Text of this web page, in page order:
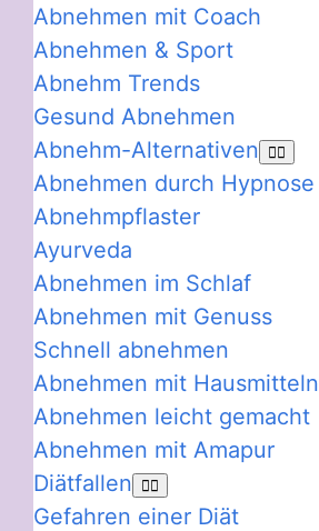
Abnehmen mit Coach
Abnehmen & Sport
Abnehm Trends
Gesund Abnehmen
Abnehm-Alternativen
Abnehmen durch Hypnose
Abnehmpflaster
Ayurveda
Abnehmen im Schlaf
Abnehmen mit Genuss
Schnell abnehmen
Abnehmen mit Hausmitteln
Abnehmen leicht gemacht
Abnehmen mit Amapur
Diätfallen
Gefahren einer Diät